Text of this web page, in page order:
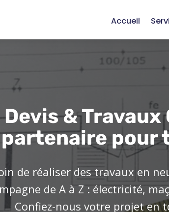
Accueil
Devis &
pour
de réaliser des travaux en
de A à Z : électricité,
Confiez-nous votre projet en